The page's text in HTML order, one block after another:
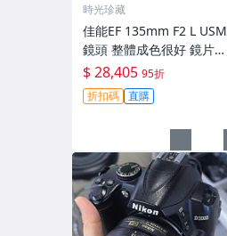
時光珍藏
佳能EF 135mm F2 L USM
鏡頭 整體成色很好 鏡片完
美無劃痕 功能一切正常 無
拆修無-3430
$ 28,405 95折
折扣碼 直購